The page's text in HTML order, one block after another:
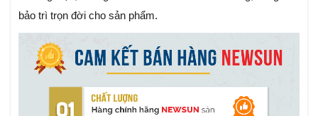
bảo trì trọn đời cho sản phẩm.